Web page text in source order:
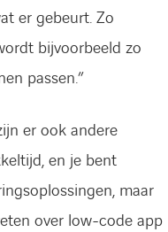
er gebeurt. Zo
bijvoorbeeld zo
passen.”
er ook andere
en je bent
maar
over low-code app